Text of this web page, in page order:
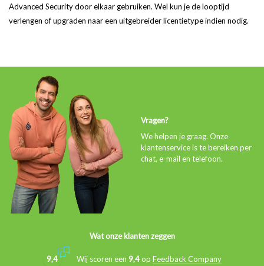
Advanced Security door elkaar gebruiken. Wel kun je de looptijd
verlengen of upgraden naar een uitgebreider licentietype indien nodig.
Vragen?
We helpen je graag. Onze
klantenservice is te bereiken per
chat, e-mail en telefoon.
Wat onze klanten zeggen
9,4 Wij scoren een 9,4op Feedback Company